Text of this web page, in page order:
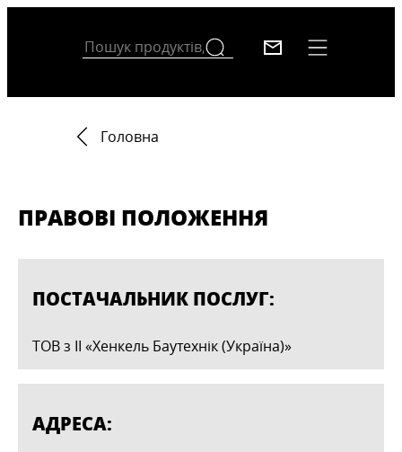
Головна
ПРАВОВІ ПОЛОЖЕННЯ
ПОСТАЧАЛЬНИК ПОСЛУГ:
ТОВ з ІІ «Хенкель Баутехнік (Україна)»
АДРЕСА: